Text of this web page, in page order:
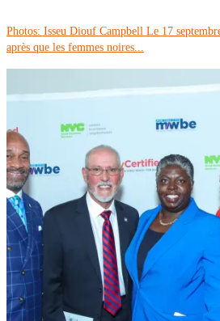
Photos: Isseu Diouf Campbell Le 17
après que les femmes noires...